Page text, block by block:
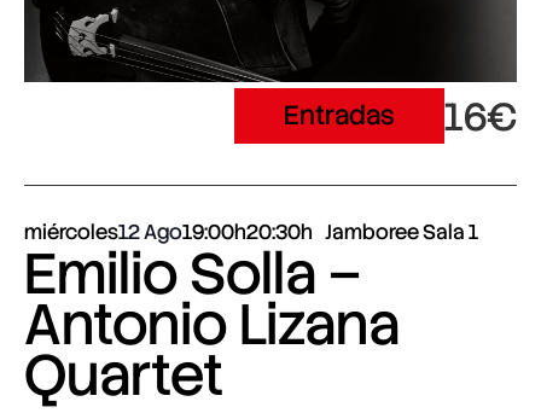
Entradas 16€
miércoles12 Ago19:00h20:30h Jamboree Sala 1
Emilio Solla –
Antonio Lizana
Quartet